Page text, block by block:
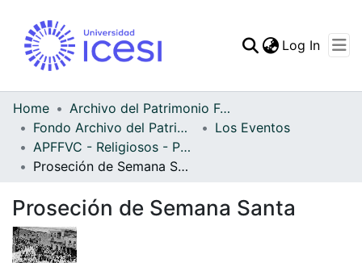
Statistics
Log In
Home
Archivo del Patrimonio Fotográfico y Fílmico del Valle del Cauca
Fondo Archivo del Patrimonio Fotográfico y Fílmico del Valle del Cauca
Los Eventos
APFFVC - Religiosos - Patrimonial
Proseción de Semana Santa
Proseción de Semana Santa